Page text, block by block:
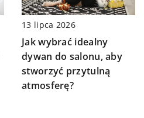
13 lipca 2026
Jak wybrać idealny
dywan do salonu, aby
stworzyć przytulną
atmosferę?